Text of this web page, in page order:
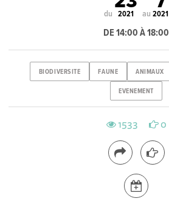
du 2021 au 2021
DE 14:00 À 18:00
BIODIVERSITE FAUNE ANIMAUX
EVENEMENT
1533 0